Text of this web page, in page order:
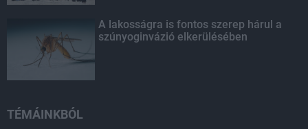
A lakosságra is fontos szerep hárul a
szúnyoginvázió elkerülésében
TÉMÁINKBÓL